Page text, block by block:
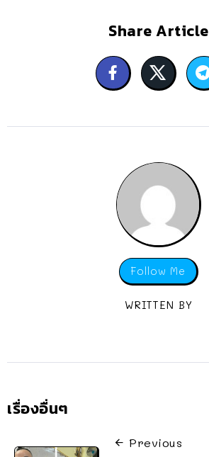
Share Article
Follow Me
WRITTEN BY
เรื่องอื่นๆ
Previous